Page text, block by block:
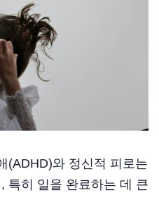
(ADHD)와 정신적 피로는
특히 일을 완료하는 데 큰